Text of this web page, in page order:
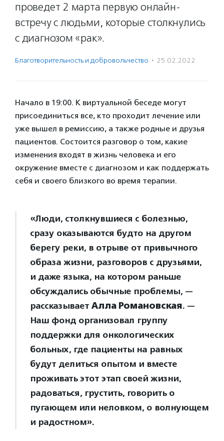
проведет 2 марта первую онлайн-
встречу с людьми, которые столкнулись
с диагнозом «рак».
Благотвори­тель­ность и доброволь­чест­во · 25.02.2022
Начало в 19:00. К виртуальной беседе могут
присоединиться все, кто проходит лечение или
уже вышел в ремиссию, а также родные и друзья
пациентов. Состоится разговор о том, какие
изменения входят в жизнь человека и его
окружение вместе с диагнозом и как поддержать
себя и своего близкого во время терапии.
«Люди, столкнувшиеся с болезнью,
сразу оказываются будто на другом
берегу реки, в отрыве от привычного
образа жизни, разговоров с друзьями,
и даже языка, на котором раньше
обсуждались обычные проблемы, —
рассказывает Алла Романовская. —
Наш фонд организовал группу
поддержки для онкологических
больных, где пациенты на равных
будут делиться опытом и вместе
проживать этот этап своей жизни,
радоваться, грустить, говорить о
пугающем или неловком, о волнующем
и радостном».